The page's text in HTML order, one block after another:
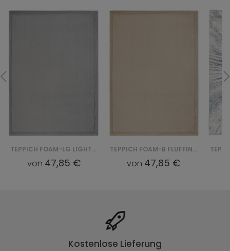
TEPPICH FOAM-LG LIGHT FLUFFIN - SZARY
von 47,85 €
TEPPICH FOAM-B FLUFFIN - BEŻOWY
von 47,85 €
Kostenlose Lieferung